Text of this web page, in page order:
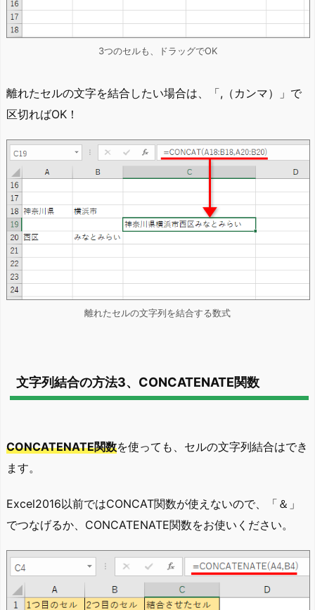
3つのセルも、ドラッグでOK
離れたセルの文字を結合したい場合は、「,（カンマ）」で
区切ればOK！
離れたセルの文字列を結合する数式
文字列結合の方法3、CONCATENATE関数
CONCATENATE関数を使っても、セルの文字列結合はでき
ます。
Excel2016以前ではCONCAT関数が使えないので、「＆」
でつなげるか、CONCATENATE関数をお使いください。